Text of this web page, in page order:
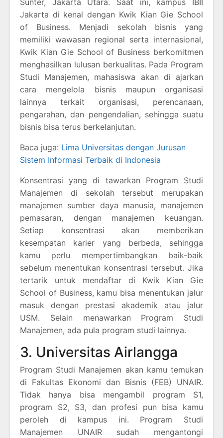
Sunter, Jakarta Utara. Saat ini, kampus IBII
Jakarta di kenal dengan Kwik Kian Gie School
of Business. Menjadi sekolah bisnis yang
memiliki wawasan regional serta internasional,
Kwik Kian Gie School of Business berkomitmen
menghasilkan lulusan berkualitas. Pada Program
Studi Manajemen, mahasiswa akan di ajarkan
cara mengelola bisnis maupun organisasi
lainnya terkait organisasi, perencanaan,
pengarahan, dan pengendalian, sehingga suatu
bisnis bisa terus berkelanjutan.
Baca juga: Lima Universitas dengan Jurusan
Sistem Informasi Terbaik di Indonesia
Konsentrasi yang di tawarkan Program Studi
Manajemen di sekolah tersebut merupakan
manajemen sumber daya manusia, manajemen
pemasaran, dengan manajemen keuangan.
Setiap konsentrasi akan memberikan
kesempatan karier yang berbeda, sehingga
kamu perlu mempertimbangkan baik-baik
sebelum menentukan konsentrasi tersebut. Jika
tertarik untuk mendaftar di Kwik Kian Gie
School of Business, kamu bisa menentukan jalur
masuk dengan prestasi akademik atau jalur
USM. Selain menawarkan Program Studi
Manajemen, ada pula program studi lainnya.
3. Universitas Airlangga
Program Studi Manajemen akan kamu temukan
di Fakultas Ekonomi dan Bisnis (FEB) UNAIR.
Tidak hanya bisa mengambil program S1,
program S2, S3, dan profesi pun bisa kamu
peroleh di kampus ini. Program Studi
Manajemen UNAIR sudah mengantongi